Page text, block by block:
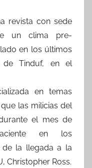
revista con sede
un clima pre-
en los últimos
de Tinduf, en el
en temas
las milicias del
el mes de
en los
de la llegada a la
Christopher Ross.